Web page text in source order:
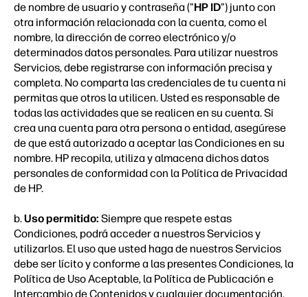
de nombre de usuario y contraseña ("HP ID") junto con
otra información relacionada con la cuenta, como el
nombre, la dirección de correo electrónico y/o
determinados datos personales. Para utilizar nuestros
Servicios, debe registrarse con información precisa y
completa. No comparta las credenciales de tu cuenta ni
permitas que otros la utilicen. Usted es responsable de
todas las actividades que se realicen en su cuenta. Si
crea una cuenta para otra persona o entidad, asegúrese
de que está autorizado a aceptar las Condiciones en su
nombre. HP recopila, utiliza y almacena dichos datos
personales de conformidad con la Política de Privacidad
de HP.
b.Uso permitido: Siempre que respete estas
Condiciones, podrá acceder a nuestros Servicios y
utilizarlos. El uso que usted haga de nuestros Servicios
debe ser lícito y conforme a las presentes Condiciones, la
Política de Uso Aceptable, la Política de Publicación e
Intercambio de Contenidos y cualquier documentación,